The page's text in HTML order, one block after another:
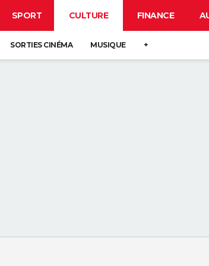
SPORT CULTURE FINANCE
SORTIES CINÉMA MUSIQUE +